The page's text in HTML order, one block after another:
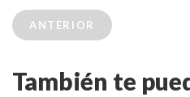
ANTERIOR
También te